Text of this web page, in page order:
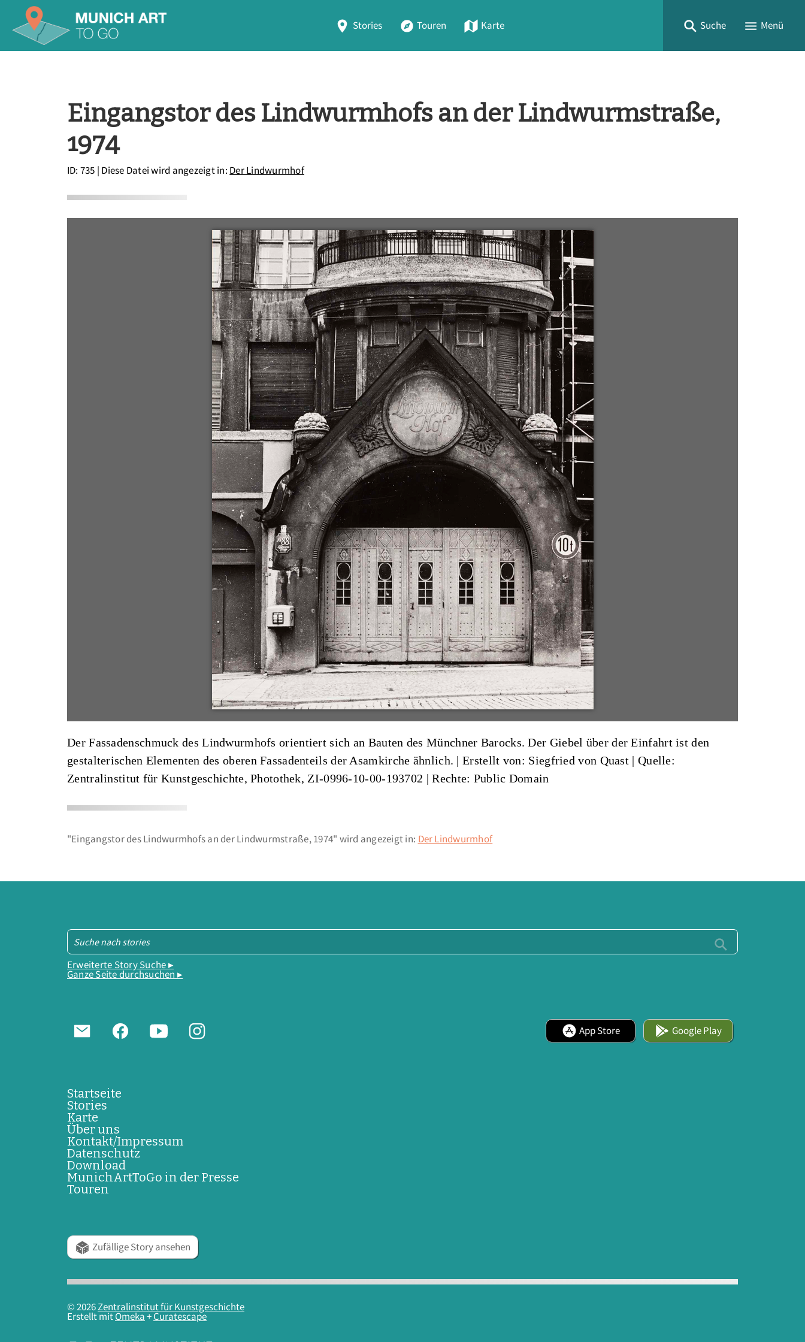
Stories Touren Karte Suche Menü
Eingangstor des Lindwurmhofs an der Lindwurmstraße,
1974
ID: 735 | Diese Datei wird angezeigt in: Der Lindwurmhof
Der Fassadenschmuck des Lindwurmhofs orientiert sich an Bauten des Münchner Barocks. Der Giebel über der Einfahrt ist den
gestalterischen Elementen des oberen Fassadenteils der Asamkirche ähnlich. |Erstellt von: Siegfried von Quast | Quelle:
Zentralinstitut für Kunstgeschichte, Photothek, ZI-0996-10-00-193702 | Rechte: Public Domain
"Eingangstor des Lindwurmhofs an der Lindwurmstraße, 1974" wird angezeigt in: Der Lindwurmhof
Erweiterte Story Suche ▸
Ganze Seite durchsuchen ▸
App Store Google Play
Startseite
Stories
Karte
Über uns
Kontakt/Impressum
Datenschutz
Download
MunichArtToGo in der Presse
Touren
Zufällige Story ansehen
© 2026Zentralinstitut für Kunstgeschichte
Erstellt mitOmeka+Curatescape